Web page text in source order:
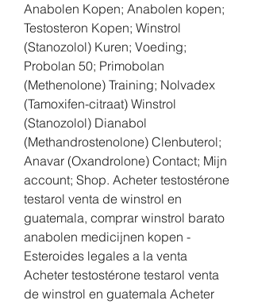
Anabolen Kopen; Anabolen kopen;
Testosteron Kopen; Winstrol
(Stanozolol) Kuren; Voeding;
Probolan 50; Primobolan
(Methenolone) Training; Nolvadex
(Tamoxifen-citraat) Winstrol
(Stanozolol) Dianabol
(Methandrostenolone) Clenbuterol;
Anavar (Oxandrolone) Contact; Mijn
account; Shop. Acheter testostérone
testarol venta de winstrol en
guatemala, comprar winstrol barato
anabolen medicijnen kopen -
Esteroides legales a la venta
Acheter testostérone testarol venta
de winstrol en guatemala Acheter